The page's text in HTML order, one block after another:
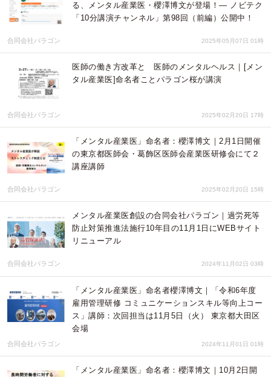
る、メンタル産業医・櫻澤博文が登場！— ノビテク
「10分講演チャンネル」第98回（前編）公開中！
合同会社パラゴン 2025年05月07日 01時
医師の働き方改革と 医師のメンタルヘルス｜[メン
タル産業医]命名者ことパラゴン桜が講演
合同会社パラゴン 2025年02月20日 17時
「メンタル産業医」命名者：櫻澤博文｜2月1日開催
の東京都医師会・葛飾区医師会産業医研修会にて２
講座講師
合同会社パラゴン 2025年02月20日 15時
メンタル産業医創設の合同会社パラゴン｜過労死等
防止対策推進法施行10年目の11月1日にWEBサイト
リニューアル
合同会社パラゴン 2024年11月02日 03時
「メンタル産業医」命名者櫻澤博文｜「令和6年度
雇用管理研修 コミュニケーションスキル等向上コー
ス」講師：次回担当は11月5日（火） 東京都大田区
会場
合同会社パラゴン 2024年11月01日 01時
「メンタル産業医」命名者：櫻澤博文｜10月2日開